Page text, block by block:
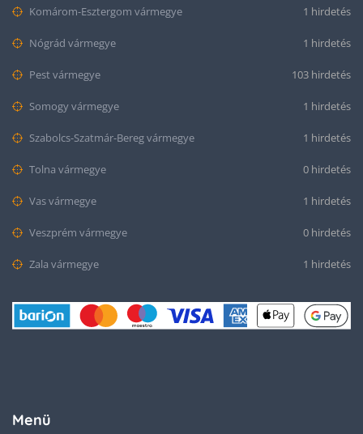
Komárom-Esztergom vármegye 1 hirdetés
Nógrád vármegye 1 hirdetés
Pest vármegye 103 hirdetés
Somogy vármegye 1 hirdetés
Szabolcs-Szatmár-Bereg vármegye 1 hirdetés
Tolna vármegye 0 hirdetés
Vas vármegye 1 hirdetés
Veszprém vármegye 0 hirdetés
Zala vármegye 1 hirdetés
Menü